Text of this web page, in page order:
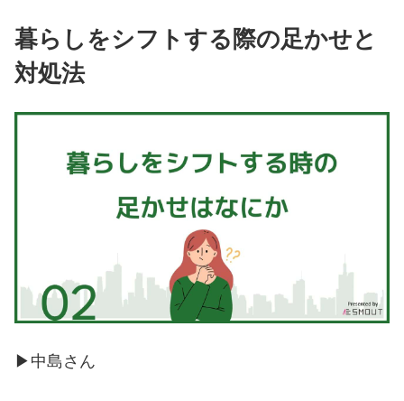
暮らしをシフトする際の足かせと
対処法
▶︎中島さん